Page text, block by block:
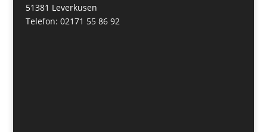
51381 Leverkusen
Telefon: 02171 55 86 92